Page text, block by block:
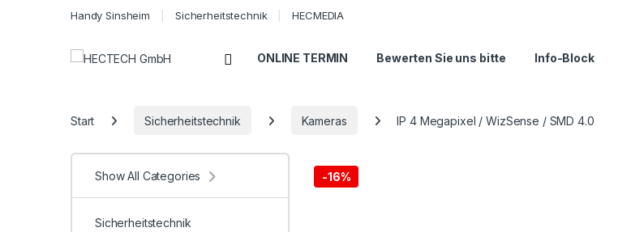
Handy Sinsheim Sicherheitstechnik HECMEDIA
Open ONLINE TERMIN Bewerten Sie uns bitte Info-Block
Start Sicherheitstechnik Kameras IP 4 Megapixel / WizSense / SMD 4.0
-16%
Show All Categories
Sicherheitstechnik